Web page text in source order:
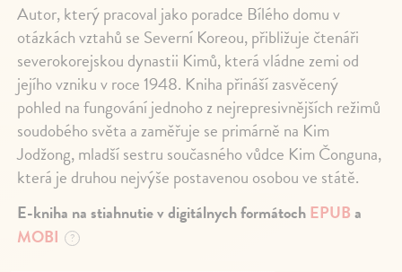
Autor, který pracoval jako poradce Bílého domu v
otázkách vztahů se Severní Koreou, přibližuje čtenáři
severokorejskou dynastii Kimů, která vládne zemi od
jejího vzniku v roce 1948. Kniha přináší zasvěcený
pohled na fungování jednoho z nejrepresivnějších režimů
soudobého světa a zaměřuje se primárně na Kim
Jodžong, mladší sestru současného vůdce Kim Čonguna,
která je druhou nejvýše postavenou osobou ve státě.
E-kniha na stiahnutie v digitálnych formátochEPUBa
MOBI
?